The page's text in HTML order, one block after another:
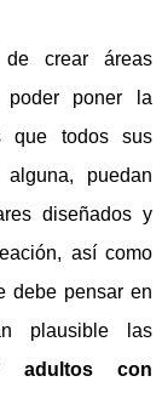
de crear áreas
poner la
que todos sus
puedan
diseñados y
así como
debe pensar en
plausible las
adultos con